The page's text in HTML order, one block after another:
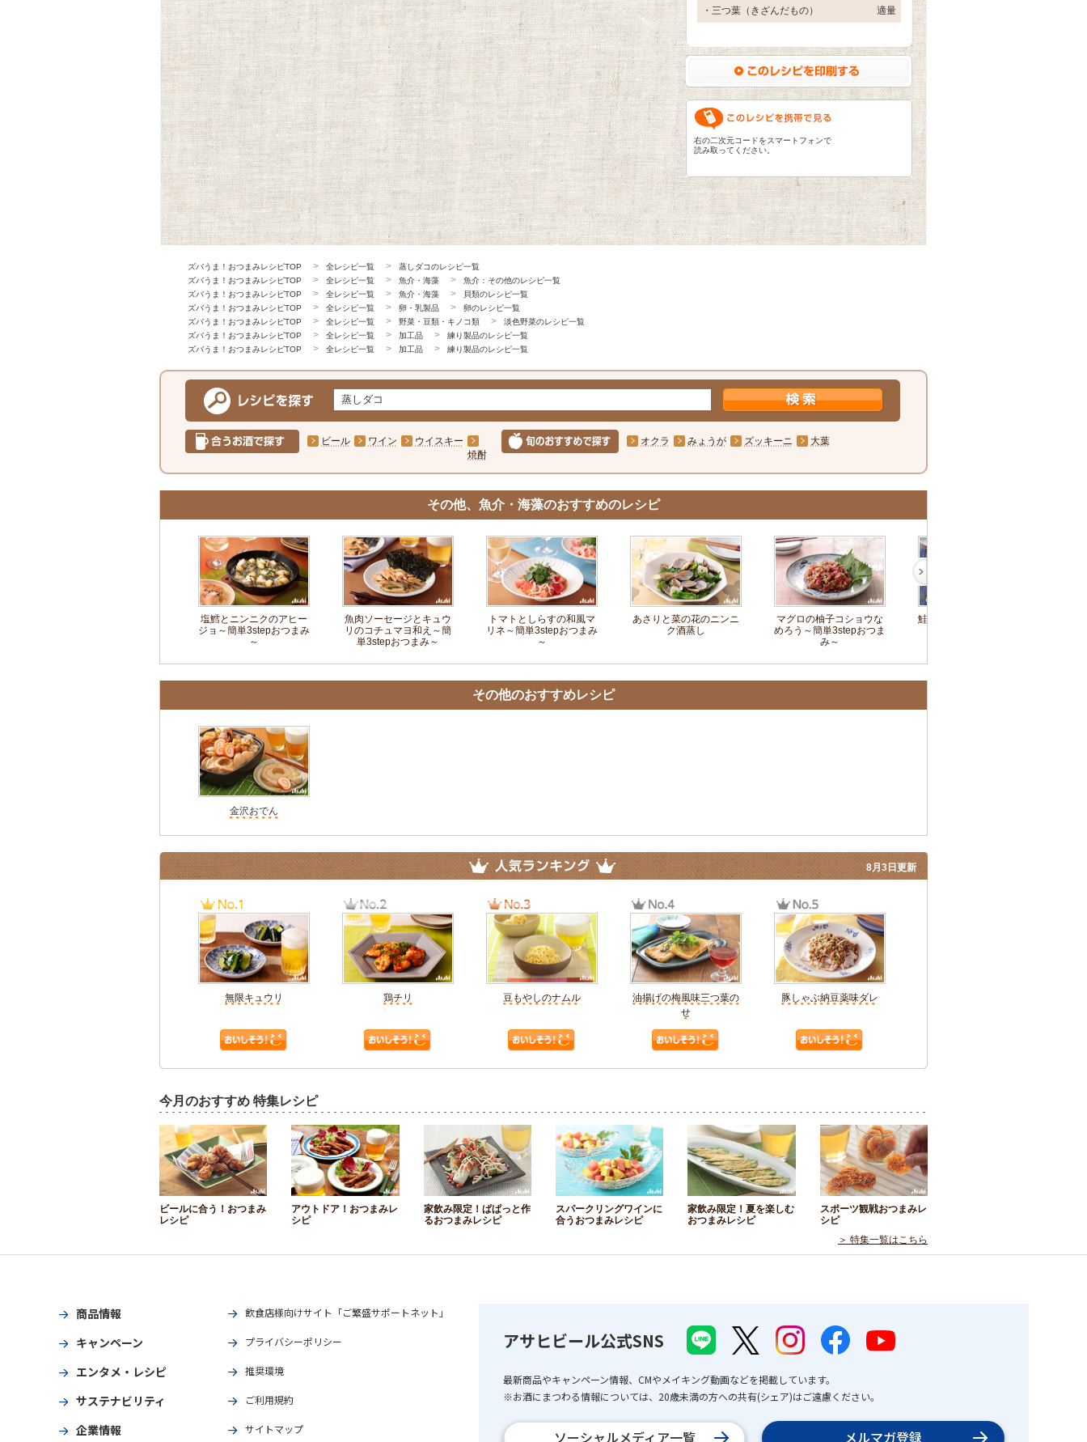
・三つ葉（きざんだもの） 適量
右の二次元コードをスマートフォンで
読み取ってください。
ズバうま！おつまみレシピTOP 全レシピ一覧
蒸しダコのレシピ一覧
ズバうま！おつまみレシピTOP
全レシピ一覧 魚介・海藻
魚介：その他のレシピ一覧
ズバうま！おつまみレシピTOP
全レシピ一覧 魚介・海藻
貝類のレシピ一覧
ズバうま！おつまみレシピTOP
全レシピ一覧 卵・乳製品
卵のレシピ一覧
ズバうま！おつまみレシピTOP
全レシピ一覧 野菜・豆類・キノコ類
淡色野菜のレシピ一覧
ズバうま！おつまみレシピTOP
全レシピ一覧 加工品
練り製品のレシピ一覧
ズバうま！おつまみレシピTOP
全レシピ一覧 加工品 練り製品のレシピ一覧
ビール ワイン
ウイスキー
焼酎
オクラ みょうが ズッキーニ 大葉
その他、魚介・海藻のおすすめのレシピ
塩鱈とニンニクのアヒー
ジョ～簡単3stepおつまみ
～
魚肉ソーセージとキュウ
リのコチュマヨ和え～簡
単3stepおつまみ～
トマトとしらすの和風マ
リネ～簡単3stepおつまみ
～
あさりと菜の花のニンニ
ク酒蒸し
マグロの柚子コショウな
めろう～簡単3stepおつま
み～
鮭の照りマヨ～簡単3step
その他のおすすめレシピ
金沢おでん
無限キュウリ 鶏チリ 豆もやしのナムル
油揚げの梅風味三つ葉の
せ
豚しゃぶ納豆薬味ダレ
8月3日更新
今月のおすすめ 特集レシピ
ビールに合う！おつまみ
レシピ
アウトドア！おつまみレ
シピ
家飲み限定！ぱぱっと作
るおつまみレシピ
スパークリングワインに
合うおつまみレシピ
家飲み限定！夏を楽しむ
おつまみレシピ
スポーツ観戦おつまみレ
シピ
＞ 特集一覧はこちら
商品情報
キャンペーン
エンタメ・レシピ
サステナビリティ
企業情報
飲食店様向けサイト「ご繁盛サポートネット」
プライバシーポリシー
推奨環境
ご利用規約
サイトマップ
アサヒビール公式SNS
最新商品やキャンペーン情報、CMやメイキング動画などを掲載しています。
※お酒にまつわる情報については、20歳未満の方への共有(シェア)はご遠慮ください。
ソーシャルメディア一覧 メルマガ登録